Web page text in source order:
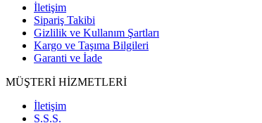
İletişim
Sipariş Takibi
Gizlilik ve Kullanım Şartları
Kargo ve Taşıma Bilgileri
Garanti ve İade
MÜŞTERİ HİZMETLERİ
İletişim
S.S.S.